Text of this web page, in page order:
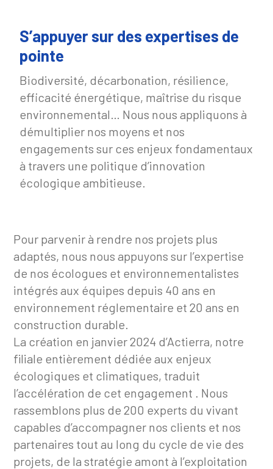
S’appuyer sur des expertises de
pointe
Biodiversité, décarbonation, résilience,
efficacité énergétique, maîtrise du risque
environnemental… Nous nous appliquons à
démultiplier nos moyens et nos
engagements sur ces enjeux fondamentaux
à travers une politique d’innovation
écologique ambitieuse.
Pour parvenir à rendre nos projets plus
adaptés, nous nous appuyons sur l’expertise
de nos écologues et environnementalistes
intégrés aux équipes depuis 40 ans en
environnement réglementaire et 20 ans en
construction durable.
La création en janvier 2024 d’Actierra, notre
filiale entièrement dédiée aux enjeux
écologiques et climatiques, traduit
l’accélération de cet engagement . Nous
rassemblons plus de 200 experts du vivant
capables d’accompagner nos clients et nos
partenaires tout au long du cycle de vie des
projets, de la stratégie amont à l’exploitation